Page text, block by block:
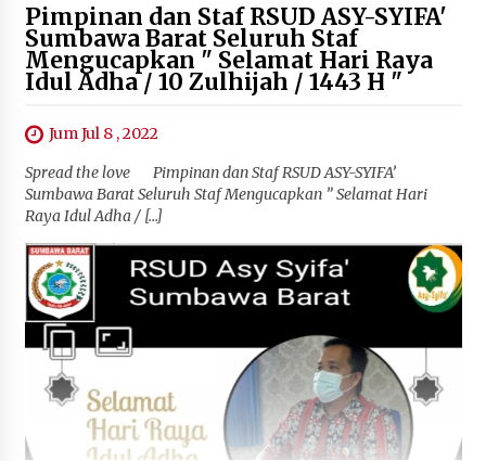
Pimpinan dan Staf RSUD ASY-SYIFA'
Sumbawa Barat Seluruh Staf
Mengucapkan " Selamat Hari Raya
Idul Adha / 10 Zulhijah / 1443 H "
Jum Jul 8 , 2022
Spread the love Pimpinan dan Staf RSUD ASY-SYIFA’
Sumbawa Barat Seluruh Staf Mengucapkan ” Selamat Hari
Raya Idul Adha / […]